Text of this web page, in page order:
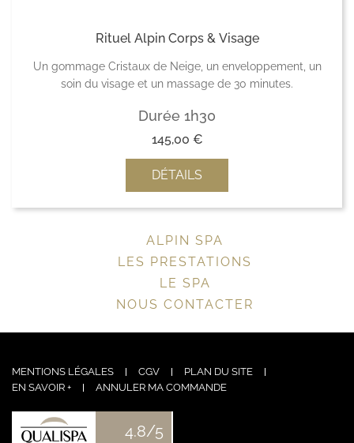
Rituel Alpin Corps & Visage
Un gommage Cristaux de Neige, un enveloppement, un
soin du visage et un massage de 30 minutes.
Durée 1h30
145,00 €
DÉTAILS
ALPIN SPA
LES PRESTATIONS
LE SPA
NOUS CONTACTER
MENTIONS LÉGALES CGV
PLAN DU SITE
EN SAVOIR +
ANNULER MA COMMANDE
4.8/5